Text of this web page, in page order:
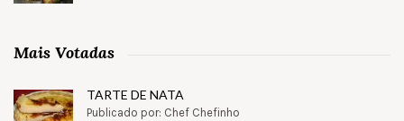
Mais Votadas
TARTE DE NATA
Publicado por: Chef Chefinho